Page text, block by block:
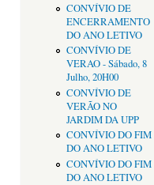
CONVÍVIO DE
ENCERRAMENTO
DO ANO LETIVO
CONVÍVIO DE
VERAO - Sábado, 8
Julho, 20H00
CONVÍVIO DE
VERÃO NO
JARDIM DA UPP
CONVÍVIO DO FIM
DO ANO LETIVO
CONVÍVIO DO FIM
DO ANO LETIVO